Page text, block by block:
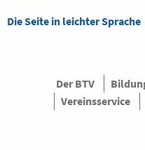
Die Seite in leichter Sprache
Der BTV
Vereinsservice